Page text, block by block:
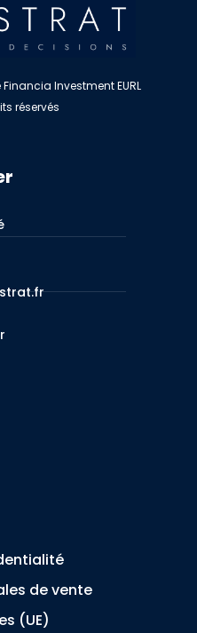
Investment EURL
réservés
de vente
(UE)